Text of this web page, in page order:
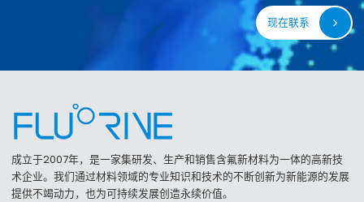
现在联系
成立于2007年，是一家集研发、生产和销售含氟新材料为一体的高新技
术企业。我们通过材料领域的专业知识和技术的不断创新为新能源的发展
提供不竭动力，也为可持续发展创造永续价值。